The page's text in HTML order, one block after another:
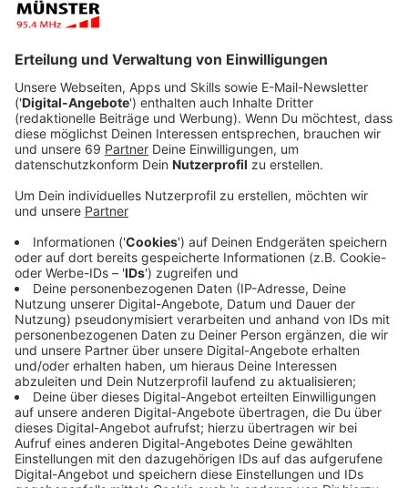
Der FMO hat die Germania-Pleite Anfang des Jahres
überstanden und so werden unter dem Strich bis zum
Ende des Jahres 990.000 Passagiere den Flughafen
genutzt haben. Beim IHK-Luftverkehrsforum am
Dienstag (26.11.) haben Vertreter aus Wirtschaft und
Luftfahrtbranche haben über Perspektiven für mehr
Städteverbindungen ab Greven diskutiert.
Anzeige
FMO steuert neue Ziele an
Anzeige
Im kommenden Jahr 2020 dürfte der Flughafen die
Millionen-Marke aber wieder knacken, denn dann
kommen auf Wunsch der Wirtschaftsunternehmen in